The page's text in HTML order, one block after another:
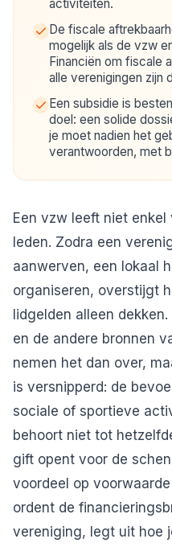
activiteiten.
De fiscale
mogelijk als de vzw
Financiën om fiscale
alle verenigingen zijn
Een subsidie is
doel: een solide
je moet nadien het
verantwoorden, met
Een vzw leeft niet
leden. Zodra een
aanwerven, een lokaal
organiseren, overstijgt
lidgelden alleen dekken.
en de andere bronnen
nemen het dan over,
is versnipperd: de
sociale of sportieve
behoort niet tot
gift opent voor de
voordeel op
ordent de
vereniging, legt uit hoe